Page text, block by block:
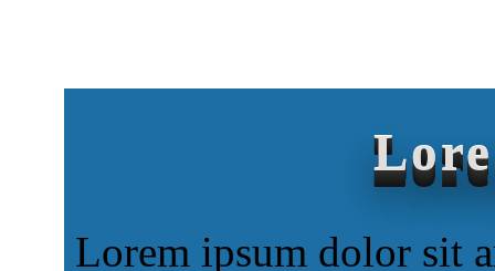
Lorem ipsum dolor sit